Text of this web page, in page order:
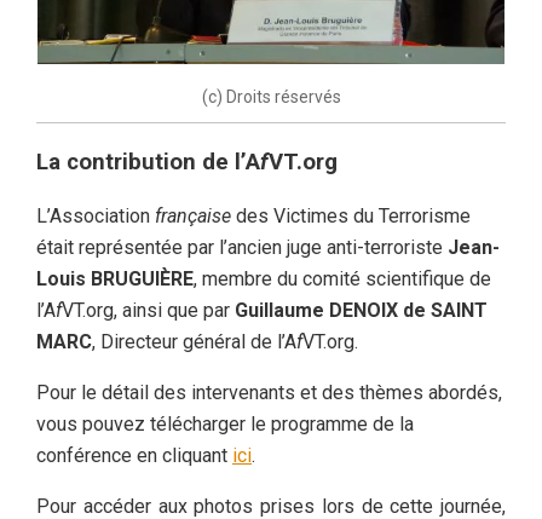
(c) Droits réservés
La contribution de l’AfVT.org
L’Association française des Victimes du Terrorisme
était représentée par l’ancien juge anti-terroriste Jean-
Louis BRUGUIÈRE, membre du comité scientifique de
l’AfVT.org, ainsi que par Guillaume DENOIX de SAINT
MARC, Directeur général de l’AfVT.org.
Pour le détail des intervenants et des thèmes abordés,
vous pouvez télécharger le programme de la
conférence en cliquant ici.
Pour accéder aux photos prises lors de cette journée,